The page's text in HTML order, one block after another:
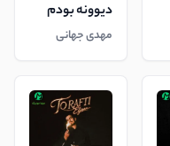
دیوونه بودم
مهدی جهانی